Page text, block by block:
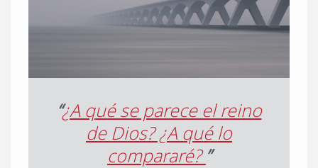
“¿A qué se parece el reino
de Dios? ¿A qué lo
compararé?”